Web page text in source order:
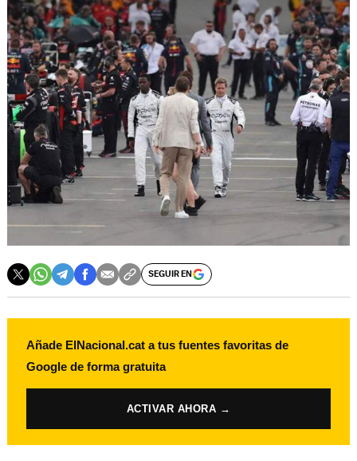
SEGUIR EN
Añade ElNacional.cat a tus fuentes favoritas de
Google de forma gratuita
ACTIVAR AHORA →